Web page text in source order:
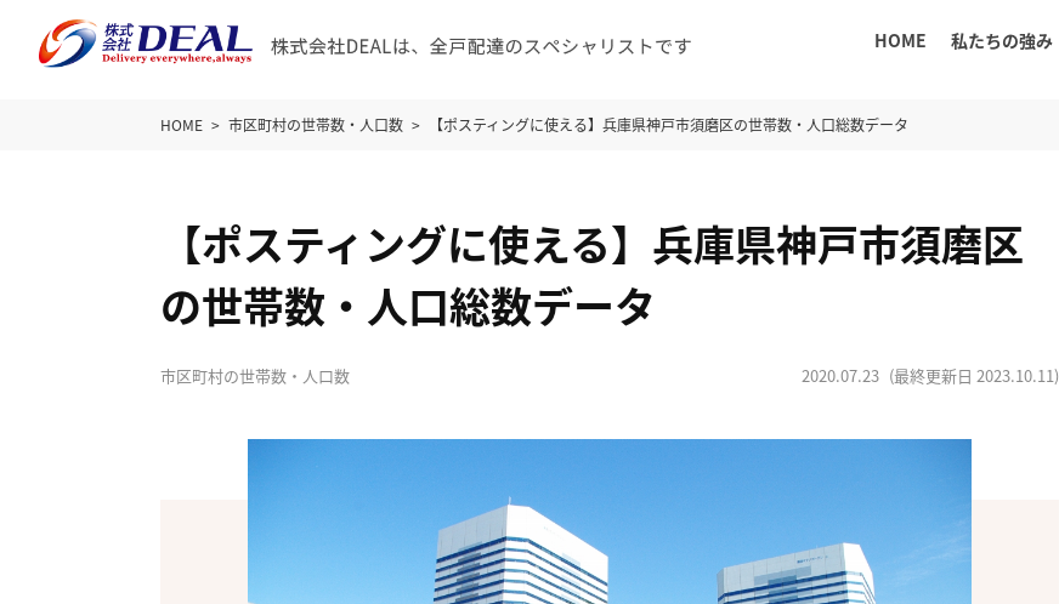
HOME 私たちの強み
HOME 市区町村の世帯数・人口数 【ポスティングに使える】兵庫県神戸市須磨区の世帯数・人口総数データ
【ポスティングに使える】兵庫県神戸市須磨区
の世帯数・人口総数データ
市区町村の世帯数・人口数 2020.07.23 (最終更新日 2023.10.11)